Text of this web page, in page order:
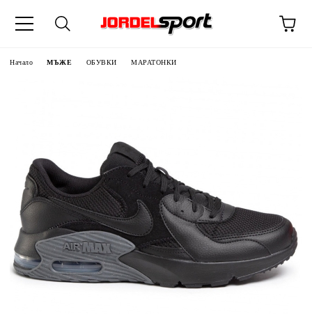
Начало МЪЖЕ ОБУВКИ МАРАТОНКИ